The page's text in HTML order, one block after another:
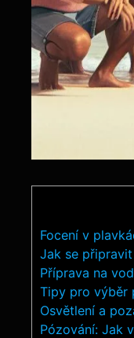
Focení v
Jak se
Příprava na
Tipy pro výběr
Osvětlení a
Pózování: Jak